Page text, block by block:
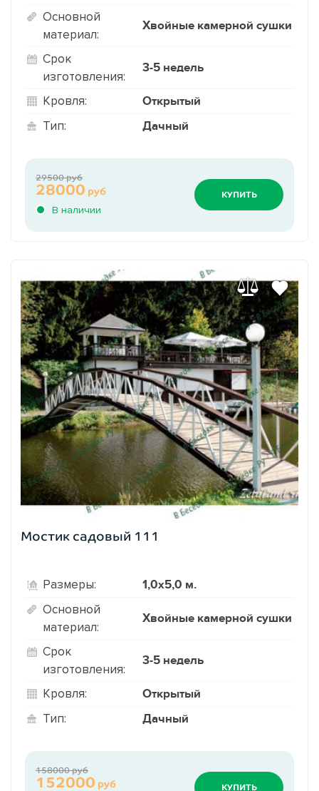
Основной
материал:
Хвойные камерной сушки
Срок
изготовления:
3-5 недель
Кровля: Открытый
Тип: Дачный
В наличии
28000 руб
29500 руб
КУПИТЬ
Мостик садовый 111
Размеры: 1,0х5,0 м.
Основной
материал:
Хвойные камерной сушки
Срок
изготовления:
3-5 недель
Кровля: Открытый
Тип: Дачный
152000 руб
158000 руб
КУПИТЬ